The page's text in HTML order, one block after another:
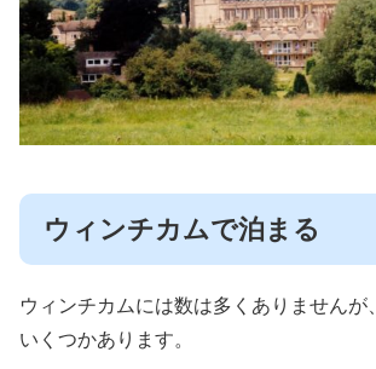
ウィンチカムで泊まる
ウィンチカムには数は多くありませんが
いくつかあります。